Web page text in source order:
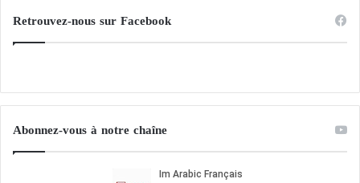
Retrouvez-nous sur Facebook
Abonnez-vous à notre chaîne